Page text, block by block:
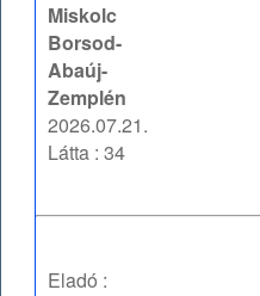
Miskolc
Borsod-
Abaúj-
Zemplén
2026.07.21.
Látta : 34
Eladó :